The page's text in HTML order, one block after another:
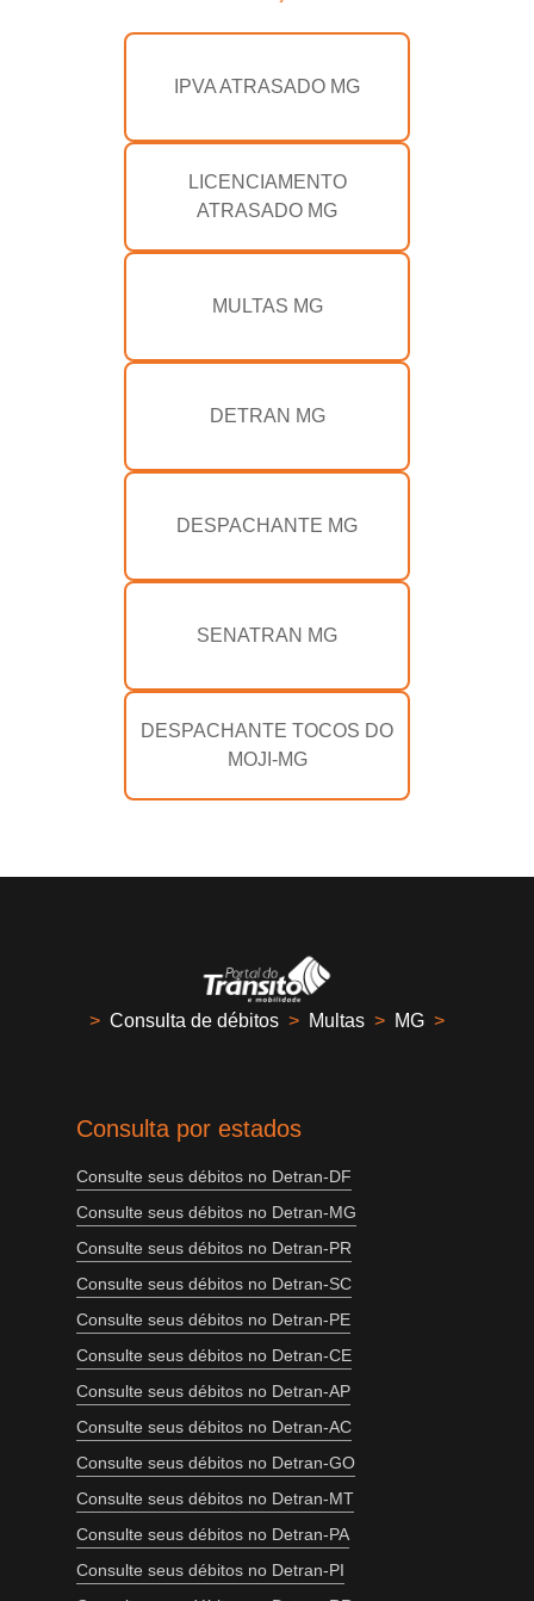
IPVA ATRASADO MG
LICENCIAMENTO
ATRASADO MG
MULTAS MG
DETRAN MG
DESPACHANTE MG
SENATRAN MG
DESPACHANTE TOCOS DO
MOJI-MG
> Consulta de débitos > Multas > MG >
Consulta por estados
Consulte seus débitos no Detran-DF
Consulte seus débitos no Detran-MG
Consulte seus débitos no Detran-PR
Consulte seus débitos no Detran-SC
Consulte seus débitos no Detran-PE
Consulte seus débitos no Detran-CE
Consulte seus débitos no Detran-AP
Consulte seus débitos no Detran-AC
Consulte seus débitos no Detran-GO
Consulte seus débitos no Detran-MT
Consulte seus débitos no Detran-PA
Consulte seus débitos no Detran-PI